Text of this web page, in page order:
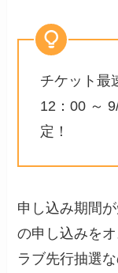
チケット最
12：00 ～
定！
申し込み期間
の申し込みを
ラブ先行抽選